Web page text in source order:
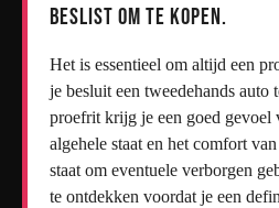
beslist om te kopen.
Het is essentieel om altijd een
je besluit een tweedehands auto
proefrit krijg je een goed gevoel
algehele staat en het comfort
staat om eventuele verborgen
te ontdekken voordat je een